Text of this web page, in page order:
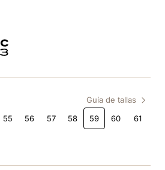
Guía de tallas
55 56 57 58 59 60 61